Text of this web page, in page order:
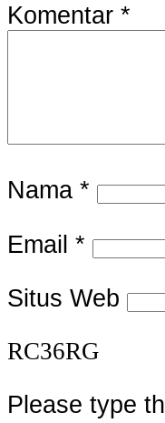
Komentar *
Nama *
Email *
Situs Web
RC36RG
Please type